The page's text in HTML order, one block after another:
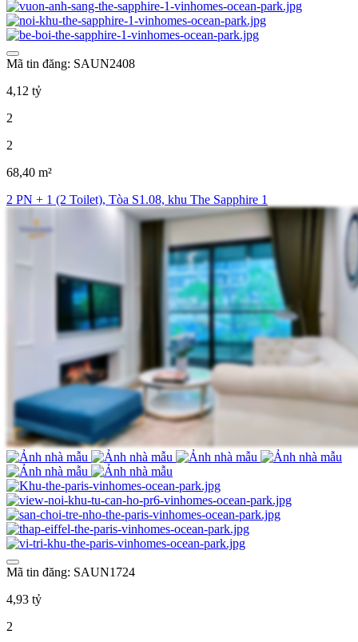
Mã tin đăng: SAUN2408
4,12 tỷ
2
2
68,40 m²
2 PN + 1 (2 Toilet), Tòa S1.08, khu The Sapphire 1
Mã tin đăng: SAUN1724
4,93 tỷ
2